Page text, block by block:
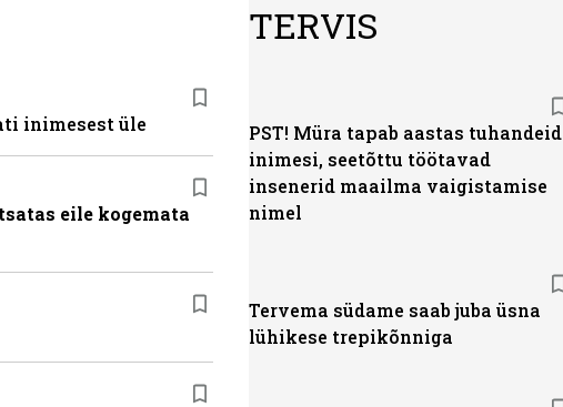
inimesest üle
eile kogemata
TERVIS
PST! Müra tapab aastas tuhandeid
inimesi, seetõttu töötavad
insenerid maailma vaigistamise
nimel
Tervema südame saab juba üsna
lühikese trepikõnniga